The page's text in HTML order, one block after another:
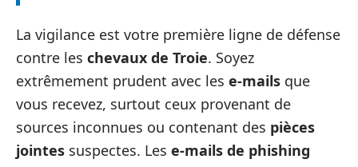
La vigilance est votre première ligne de défense
contre les chevaux de Troie. Soyez
extrêmement prudent avec les e-mails que
vous recevez, surtout ceux provenant de
sources inconnues ou contenant des pièces
jointes suspectes. Les e-mails de phishing